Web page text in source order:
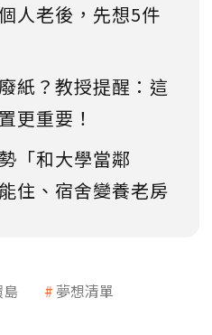
人老後，先想5件
紙？教授提醒：這
更重要！
「和大學當鄰
住、宿舍變養老房
夢想清單